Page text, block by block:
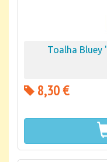
Toalha Bluey
8,30 €